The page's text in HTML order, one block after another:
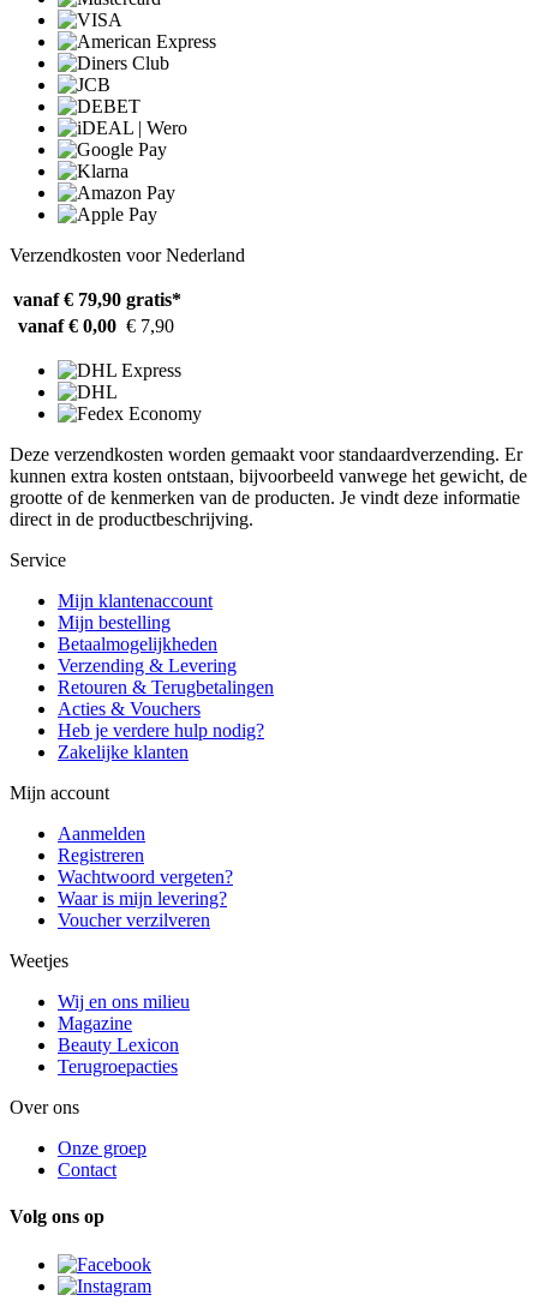
Verzendkosten voor Nederland
vanaf € 79,90 gratis*
vanaf € 0,00 € 7,90
Deze verzendkosten worden gemaakt voor standaardverzending. Er
kunnen extra kosten ontstaan, bijvoorbeeld vanwege het gewicht, de
grootte of de kenmerken van de producten. Je vindt deze informatie
direct in de productbeschrijving.
Service
Mijn klantenaccount
Mijn bestelling
Betaalmogelijkheden
Verzending & Levering
Retouren & Terugbetalingen
Acties & Vouchers
Heb je verdere hulp nodig?
Zakelijke klanten
Mijn account
Aanmelden
Registreren
Wachtwoord vergeten?
Waar is mijn levering?
Voucher verzilveren
Weetjes
Wij en ons milieu
Magazine
Beauty Lexicon
Terugroepacties
Over ons
Onze groep
Contact
Volg ons op